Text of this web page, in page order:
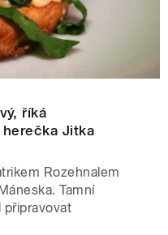
říká
Jitka
Rozehnalem
Tamní
připravovat